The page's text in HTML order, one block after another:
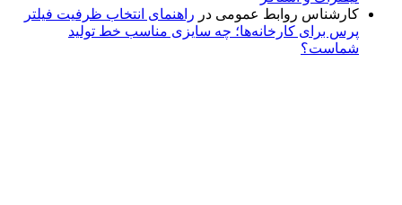
کارشناس روابط عمومی در راهنمای انتخاب ظرفیت فیلتر
پرس برای کارخانه‌ها؛ چه سایزی مناسب خط تولید
شماست؟